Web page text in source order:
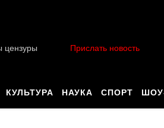
цензуры
Прислать новость
КУЛЬТУРА НАУКА СПОРТ